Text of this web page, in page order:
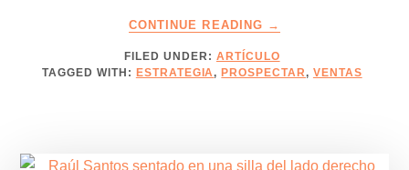
CONTINUE READING
LA
RESPUESTA
TUS
→
FILED UNDER: ARTÍCULO
TAGGED WITH: ESTRATEGIA,PROSPECTAR, VENTAS